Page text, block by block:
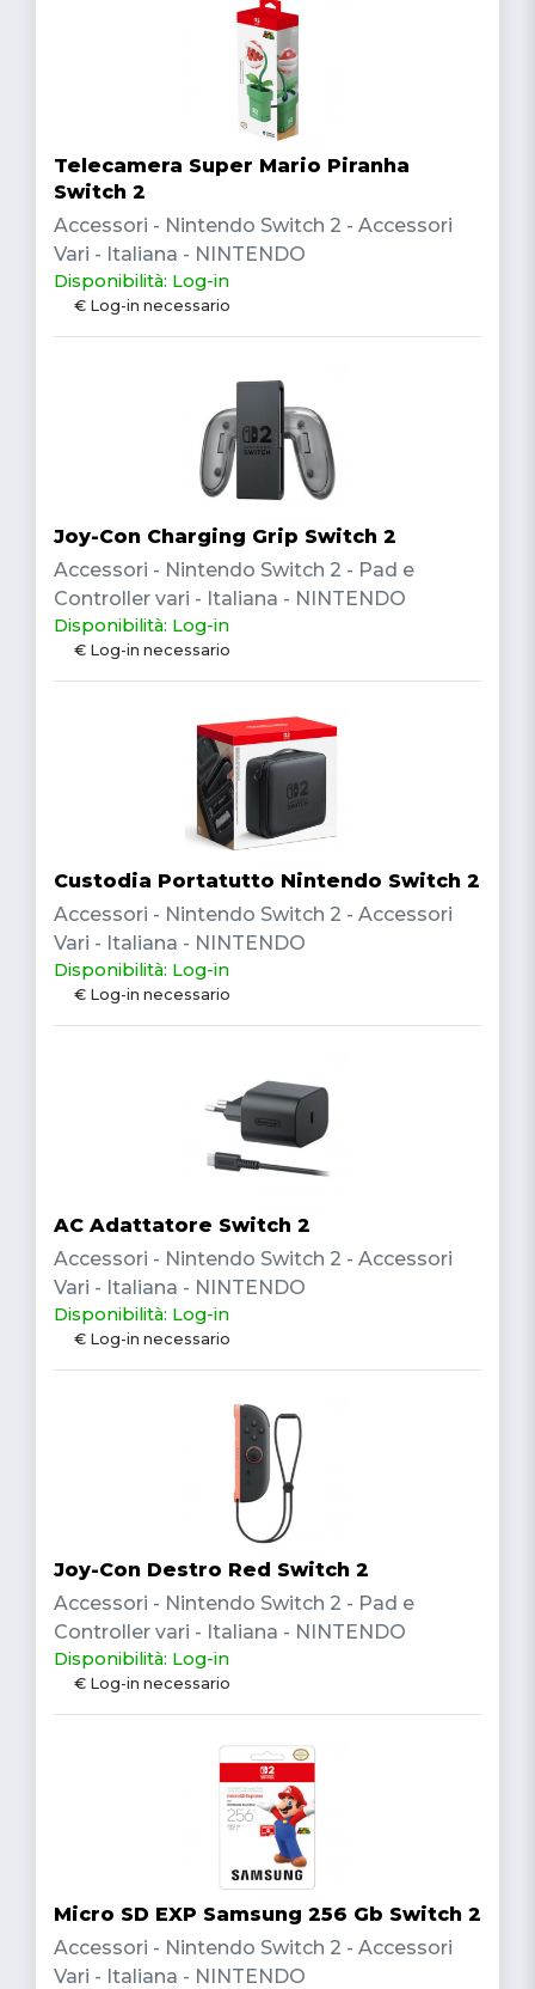
Telecamera Super Mario Piranha
Switch 2
Accessori - Nintendo Switch 2 - Accessori
Vari - Italiana - NINTENDO
Disponibilità: Log-in
€ Log-in necessario
Joy-Con Charging Grip Switch 2
Accessori - Nintendo Switch 2 - Pad e
Controller vari - Italiana - NINTENDO
Disponibilità: Log-in
€ Log-in necessario
Custodia Portatutto Nintendo Switch 2
Accessori - Nintendo Switch 2 - Accessori
Vari - Italiana - NINTENDO
Disponibilità: Log-in
€ Log-in necessario
AC Adattatore Switch 2
Accessori - Nintendo Switch 2 - Accessori
Vari - Italiana - NINTENDO
Disponibilità: Log-in
€ Log-in necessario
Joy-Con Destro Red Switch 2
Accessori - Nintendo Switch 2 - Pad e
Controller vari - Italiana - NINTENDO
Disponibilità: Log-in
€ Log-in necessario
Micro SD EXP Samsung 256 Gb Switch 2
Accessori - Nintendo Switch 2 - Accessori
Vari - Italiana - NINTENDO